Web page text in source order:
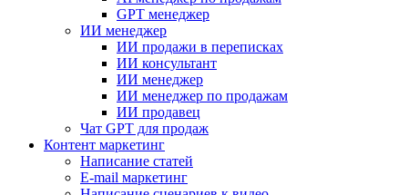
GPT менеджер
ИИ менеджер
ИИ продажи в переписках
ИИ консультант
ИИ менеджер
ИИ менеджер по продажам
ИИ продавец
Чат GPT для продаж
Контент маркетинг
Написание статей
E-mail маркетинг